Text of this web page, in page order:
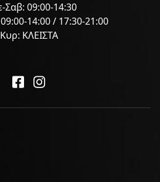
Σαβ: 09:00-14:30
14:00 / 17:30-21:00
Κυρ: ΚΛΕΙΣΤΑ